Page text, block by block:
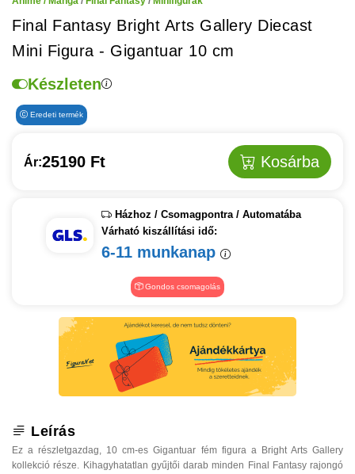
Final Fantasy Bright Arts Gallery Diecast
Mini Figura - Gigantuar 10 cm
Készleten
Eredeti termék
Ár:25190 Ft Kosárba
Házhoz / Csomagpontra / Automatába
Várható kiszállítási idő:
6-11 munkanap
Gondos csomagolás
Leírás
Ez a részletgazdag, 10 cm-es Gigantuar fém figura a Bright Arts Gallery
kollekció része. Kihagyhatatlan gyűjtői darab minden Final Fantasy rajongó